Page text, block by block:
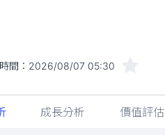
間： 2026/08/07 05:30
成長分析 價值評估